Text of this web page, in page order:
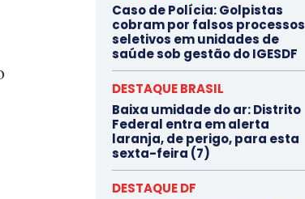
Caso de Polícia: Golpistas
cobram por falsos processos
seletivos em unidades de
saúde sob gestão do IGESDF
DESTAQUE BRASIL
Baixa umidade do ar: Distrito
Federal entra em alerta
laranja, de perigo, para esta
sexta-feira (7)
DESTAQUE DF